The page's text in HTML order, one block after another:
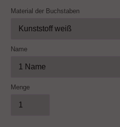
Material der Buchstaben
Name
Menge